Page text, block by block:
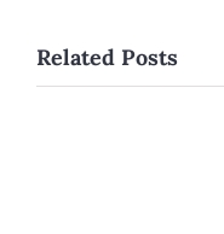
Related Posts